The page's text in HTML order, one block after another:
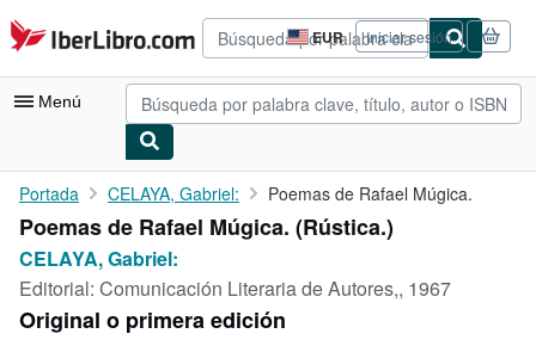
Pasar al contenido principal
IberLibro.com EUR
Preferencias
de
compra
del
Iniciar sesión
Menú
Mi cuenta
Consultar mis pedidos
Búsqueda avanzada
Colecciones
Portada CELAYA, Gabriel: Poemas de Rafael Múgica.
Poemas de Rafael Múgica. (Rústica.)
CELAYA, Gabriel:
Editorial: Comunicación Literaria de Autores,, 1967
Original o primera edición